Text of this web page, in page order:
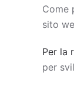
Come
sito
Per la
per